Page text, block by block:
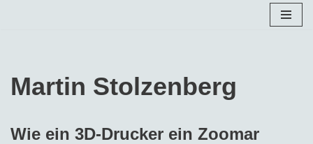
Martin Stolzenberg
Wie ein 3D-Drucker ein Zoomar